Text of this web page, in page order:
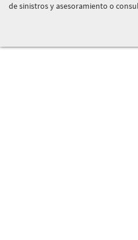
de sinistros y asesoramiento o